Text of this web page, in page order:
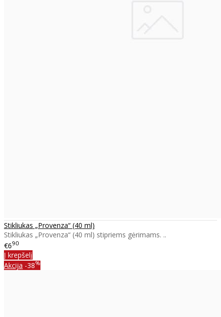
Stikliukas „Provenza“ (40 ml)
Stikliukas „Provenza“ (40 ml) stipriems gėrimams. ..
€690
Į krepšelį
Akcija -38%